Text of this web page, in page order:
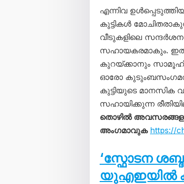
എന്നിവ
കുട്ടികൾ
വീടുകളിലെ
സഹായകരമാകും.
കുറയ്ക്കാനും
ഓരോ കുടുംബസംഗമവും
കുട്ടിയുടെ മാനസിക
സഹായിക്കുന്ന
തൊഴിൽ
അംഗമാവുക https://
‘സ്ഫോടന
യുഎഇയിൽ